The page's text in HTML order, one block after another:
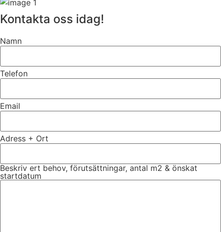
Kontakta oss idag!
Namn
Telefon
Email
Adress + Ort
Beskriv ert behov, förutsättningar, antal m2 & önskat
startdatum